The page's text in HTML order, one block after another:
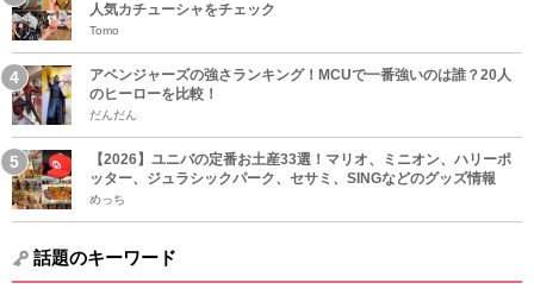
人気カチューシャをチェック
Tomo
アベンジャーズの強さランキング！MCUで一番強いのは誰？20人
のヒーローを比較！
だんだん
【2026】ユニバの定番お土産33選！マリオ、ミニオン、ハリーポ
ッター、ジュラシックパーク、セサミ、SINGなどのグッズ情報
めっち
話題のキーワード